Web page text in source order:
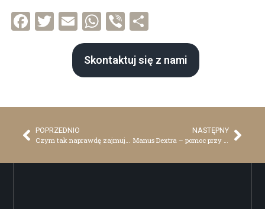
Facebook
Twitter
EmailWhatsApp
Viber
Skontaktuj się z nami
POPRZEDNIO
Czym tak naprawdę zajmuje się moja żona Ewa
NASTĘPNY
Manus Dextra – pomoc przy zakupie nieruchomości w Chorwacji